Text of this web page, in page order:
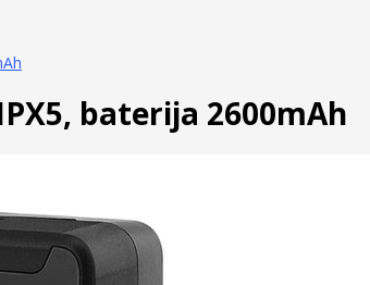
baterija 2600mAh